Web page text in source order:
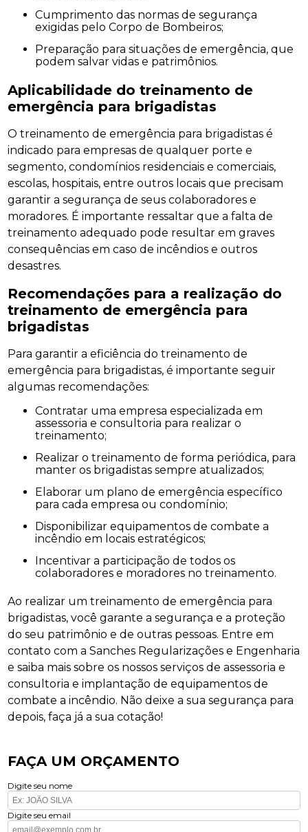
Cumprimento das normas de segurança
exigidas pelo Corpo de Bombeiros;
Preparação para situações de emergência, que
podem salvar vidas e patrimônios.
Aplicabilidade do treinamento de
emergência para brigadistas
O treinamento de emergência para brigadistas é
indicado para empresas de qualquer porte e
segmento, condomínios residenciais e comerciais,
escolas, hospitais, entre outros locais que precisam
garantir a segurança de seus colaboradores e
moradores. É importante ressaltar que a falta de
treinamento adequado pode resultar em graves
consequências em caso de incêndios e outros
desastres.
Recomendações para a realização do
treinamento de emergência para
brigadistas
Para garantir a eficiência do treinamento de
emergência para brigadistas, é importante seguir
algumas recomendações:
Contratar uma empresa especializada em
assessoria e consultoria para realizar o
treinamento;
Realizar o treinamento de forma periódica, para
manter os brigadistas sempre atualizados;
Elaborar um plano de emergência específico
para cada empresa ou condomínio;
Disponibilizar equipamentos de combate a
incêndio em locais estratégicos;
Incentivar a participação de todos os
colaboradores e moradores no treinamento.
Ao realizar um treinamento de emergência para
brigadistas, você garante a segurança e a proteção
do seu patrimônio e de outras pessoas. Entre em
contato com a Sanches Regularizações e Engenharia
e saiba mais sobre os nossos serviços de assessoria e
consultoria e implantação de equipamentos de
combate a incêndio. Não deixe a sua segurança para
depois, faça já a sua cotação!
FAÇA UM ORÇAMENTO
Digite seu nome
Digite seu email